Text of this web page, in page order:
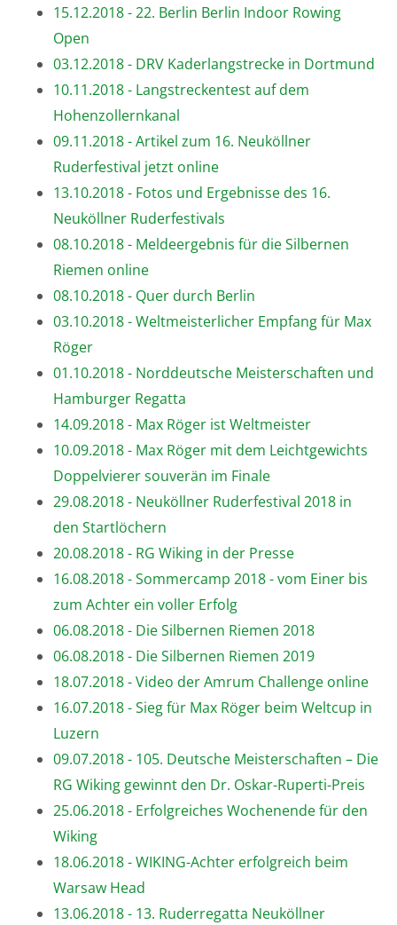
15.12.2018 - 22. Berlin Berlin Indoor Rowing
Open
03.12.2018 - DRV Kaderlangstrecke in Dortmund
10.11.2018 - Langstreckentest auf dem
Hohenzollernkanal
09.11.2018 - Artikel zum 16. Neuköllner
Ruderfestival jetzt online
13.10.2018 - Fotos und Ergebnisse des 16.
Neuköllner Ruderfestivals
08.10.2018 - Meldeergebnis für die Silbernen
Riemen online
08.10.2018 - Quer durch Berlin
03.10.2018 - Weltmeisterlicher Empfang für Max
Röger
01.10.2018 - Norddeutsche Meisterschaften und
Hamburger Regatta
14.09.2018 - Max Röger ist Weltmeister
10.09.2018 - Max Röger mit dem Leichtgewichts
Doppelvierer souverän im Finale
29.08.2018 - Neuköllner Ruderfestival 2018 in
den Startlöchern
20.08.2018 - RG Wiking in der Presse
16.08.2018 - Sommercamp 2018 - vom Einer bis
zum Achter ein voller Erfolg
06.08.2018 - Die Silbernen Riemen 2018
06.08.2018 - Die Silbernen Riemen 2019
18.07.2018 - Video der Amrum Challenge online
16.07.2018 - Sieg für Max Röger beim Weltcup in
Luzern
09.07.2018 - 105. Deutsche Meisterschaften – Die
RG Wiking gewinnt den Dr. Oskar-Ruperti-Preis
25.06.2018 - Erfolgreiches Wochenende für den
Wiking
18.06.2018 - WIKING-Achter erfolgreich beim
Warsaw Head
13.06.2018 - 13. Ruderregatta Neuköllner